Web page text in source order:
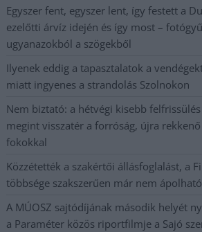
Egyszer fent, egyszer lent, így festett a
ezelőtti árvíz idején és így most –
ugyanazokból a szögekből
Ilyenek eddig a tapasztalatok a
miatt ingyenes a strandolás Szolnokon
Nem biztató: a hétvégi kisebb
megint visszatér a forróság, újra
fokokkal
Közzétették a szakértői állásfoglalást, a
többsége szakszerűen már nem ápolható
A MÚOSZ sajtódíjának második helyét
a Paraméter közös riportfilmje a Sajó